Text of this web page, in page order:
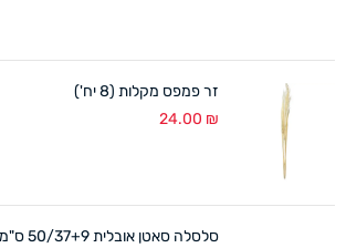
זר פמפס מקלות (8 יח')
24.00 ₪
סלסלה סאטן אובלית 50/37+9 ס"מ לבן